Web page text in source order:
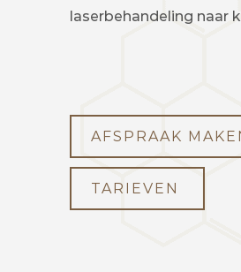
laserbehandeling naar
AFSPRAAK
TARIEVEN